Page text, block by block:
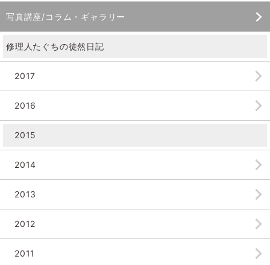
写真講座/コラム・ギャラリー
修理人たぐちの徒然日記
2017
2016
2015
2014
2013
2012
2011